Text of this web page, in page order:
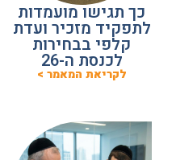
כך תגישו מועמדות
לתפקיד מזכיר ועדת
קלפי בבחירות
לכנסת ה-26
לקריאת המאמר >